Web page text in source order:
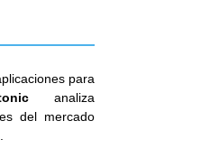
para
analiza
del mercado